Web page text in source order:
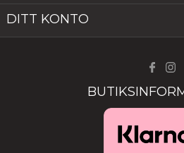
DITT KONTO